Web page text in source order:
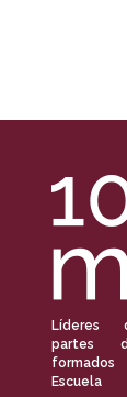
Líderes
partes
Escuela